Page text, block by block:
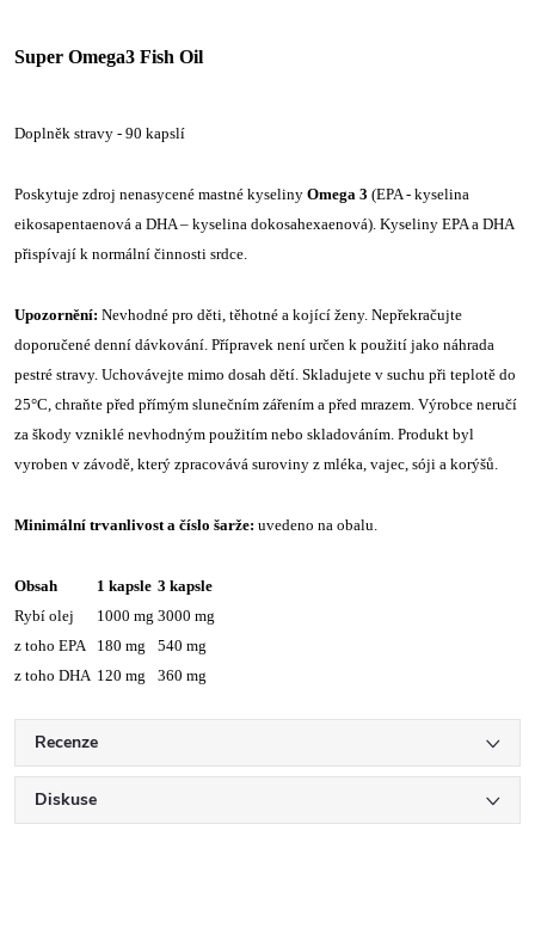
Super Omega3 Fish Oil
Doplněk stravy - 90 kapslí
Poskytuje zdroj nenasycené mastné kyseliny Omega 3 (EPA - kyselina
eikosapentaenová a DHA – kyselina dokosahexaenová). Kyseliny EPA a DHA
přispívají k normální činnosti srdce.
Upozornění: Nevhodné pro děti, těhotné a kojící ženy. Nepřekračujte
doporučené denní dávkování. Přípravek není určen k použití jako náhrada
pestré stravy. Uchovávejte mimo dosah dětí. Skladujete v suchu při teplotě do
25°C, chraňte před přímým slunečním zářením a před mrazem. Výrobce neručí
za škody vzniklé nevhodným použitím nebo skladováním. Produkt byl
vyroben v závodě, který zpracovává suroviny z mléka, vajec, sóji a korýšů.
Minimální trvanlivost a číslo šarže: uvedeno na obalu.
Obsah 1 kapsle 3 kapsle
Rybí olej
1000 mg 3000 mg
z toho EPA
180 mg
540 mg
z toho DHA 120 mg 360 mg
Recenze
Diskuse